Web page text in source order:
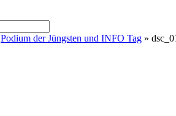
Podium der Jüngsten und INFO Tag »